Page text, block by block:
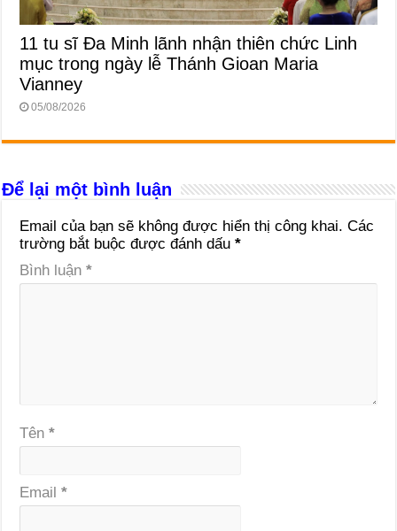
11 tu sĩ Đa Minh lãnh nhận thiên chức Linh
mục trong ngày lễ Thánh Gioan Maria
Vianney
05/08/2026
Để lại một bình luận
Email của bạn sẽ không được hiển thị công khai. Các
trường bắt buộc được đánh dấu*
Bình luận*
Tên*
Email*